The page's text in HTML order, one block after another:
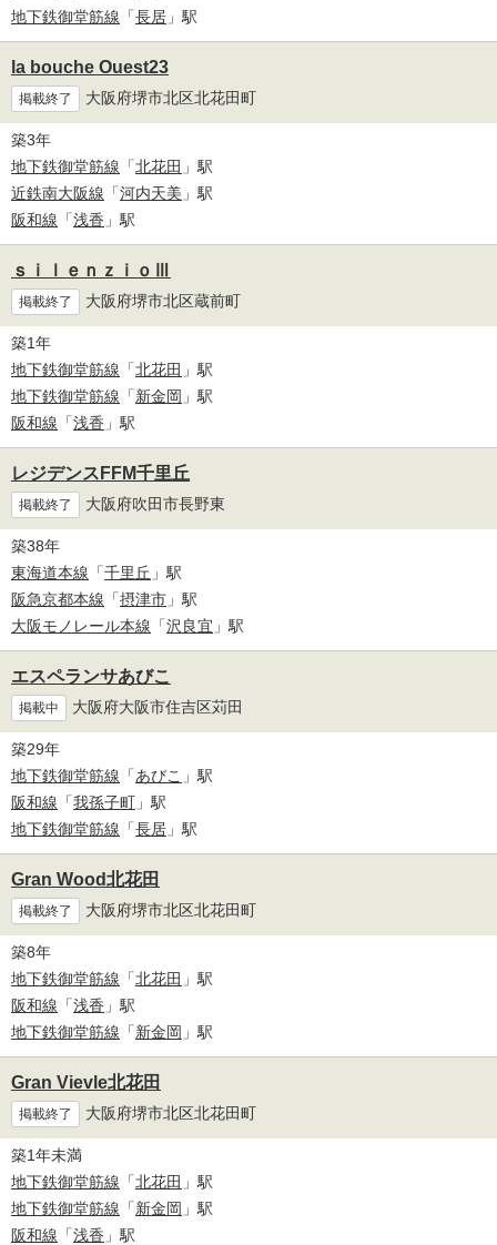
地下鉄御堂筋線 「長居 」駅
la bouche Ouest23
掲載終了 大阪府堺市北区北花田町
築3年
地下鉄御堂筋線 「北花田 」駅
近鉄南大阪線 「河内天美 」駅
阪和線 「浅香 」駅
ｓｉｌｅｎｚｉｏⅢ
掲載終了 大阪府堺市北区蔵前町
築1年
地下鉄御堂筋線 「北花田 」駅
地下鉄御堂筋線 「新金岡 」駅
阪和線 「浅香 」駅
レジデンスFFM千里丘
掲載終了 大阪府吹田市長野東
築38年
東海道本線 「千里丘 」駅
阪急京都本線 「摂津市 」駅
大阪モノレール本線 「沢良宜 」駅
エスペランサあびこ
掲載中 大阪府大阪市住吉区苅田
築29年
地下鉄御堂筋線 「あびこ 」駅
阪和線 「我孫子町 」駅
地下鉄御堂筋線 「長居 」駅
Gran Wood北花田
掲載終了 大阪府堺市北区北花田町
築8年
地下鉄御堂筋線 「北花田 」駅
阪和線 「浅香 」駅
地下鉄御堂筋線 「新金岡 」駅
Gran Vievle北花田
掲載終了 大阪府堺市北区北花田町
築1年未満
地下鉄御堂筋線 「北花田 」駅
地下鉄御堂筋線 「新金岡 」駅
阪和線 「浅香 」駅